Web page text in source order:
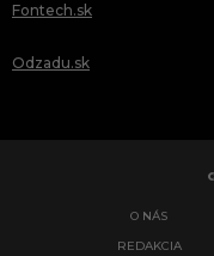
Fontech.sk
Odzadu.sk
O NÁS
REDAKCIA